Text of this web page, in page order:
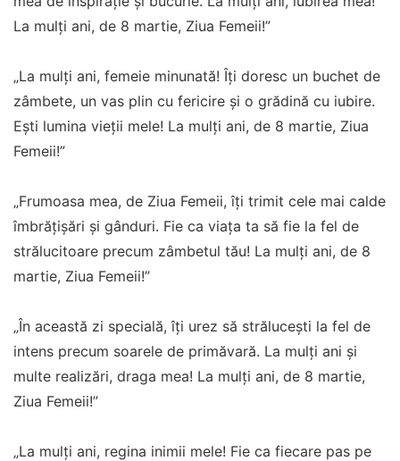
La mulţi ani, de 8 martie, Ziua Femeii!”
„La mulți ani, femeie minunată! Îți doresc un buchet de
zâmbete, un vas plin cu fericire și o grădină cu iubire.
Ești lumina vieții mele! La mulţi ani, de 8 martie, Ziua
Femeii!”
„Frumoasa mea, de Ziua Femeii, îți trimit cele mai calde
îmbrățișări și gânduri. Fie ca viața ta să fie la fel de
strălucitoare precum zâmbetul tău! La mulţi ani, de 8
martie, Ziua Femeii!”
„În această zi specială, îți urez să strălucești la fel de
intens precum soarele de primăvară. La mulți ani și
multe realizări, draga mea! La mulţi ani, de 8 martie,
Ziua Femeii!”
„La mulți ani, regina inimii mele! Fie ca fiecare pas pe